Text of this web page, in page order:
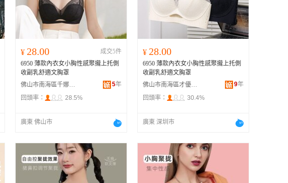
辽宁 安徽
内蒙古 吉林 黑龙江
四川
澳门
¥ 28.00
成交5件
6950 薄款內衣女小胸性感聚攏上托側
收副乳舒適文胸罩
佛山市南海區千娜美服飾商行
5年
回頭率：
28.5%
廣東 佛山市
¥ 28.00
6950 薄款內衣女小胸性感聚攏上托側
收副乳舒適文胸罩
佛山市南海區才優美貿易商行
9年
回頭率：
30.4%
廣東 深圳市